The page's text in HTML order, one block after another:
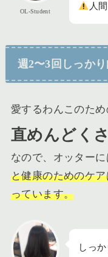
OL-Student
人
週2〜3回しっか
愛するわんこのため
直めんどく
なので、オッターに
と健康のためのケ
っています。
しっ